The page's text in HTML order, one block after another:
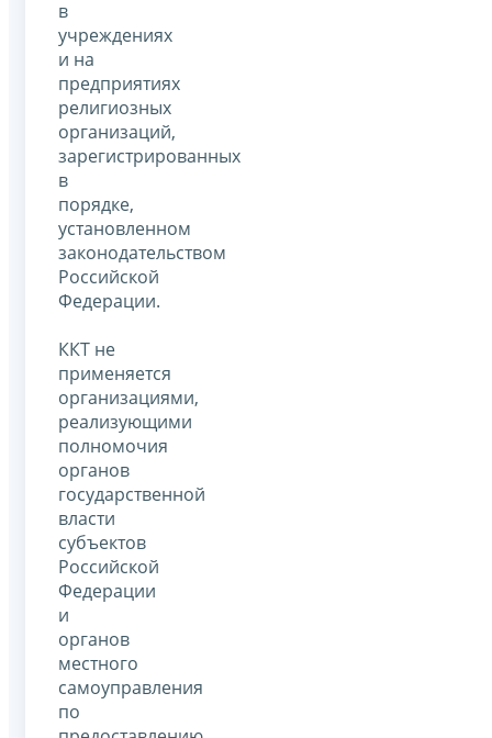
в
учреждениях
и на
предприятиях
религиозных
организаций,
зарегистрированных
в
порядке,
установленном
законодательством
Российской
Федерации.
ККТ не
применяется
организациями,
реализующими
полномочия
органов
государственной
власти
субъектов
Российской
Федерации
и
органов
местного
самоуправления
по